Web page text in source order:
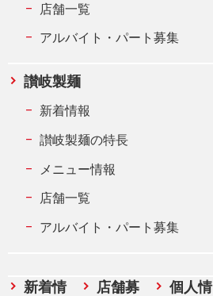
店舗一覧
アルバイト・パート募集
讃岐製麺
新着情報
讃岐製麺の特長
メニュー情報
店舗一覧
アルバイト・パート募集
新着情
店舗募
個人情